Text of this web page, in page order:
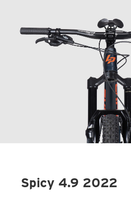
Spicy 4.9 2022